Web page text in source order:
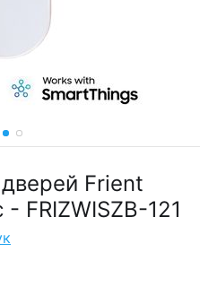
Frient
FRIZWISZB-121